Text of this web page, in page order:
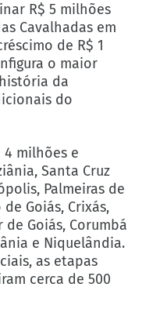
R$ 5 milhões
Cavalhadas em
de R$ 1
o maior
da
do
4 milhões e
Santa Cruz
Palmeiras de
Goiás, Crixás,
de Goiás, Corumbá
e Niquelândia.
as etapas
cerca de 500